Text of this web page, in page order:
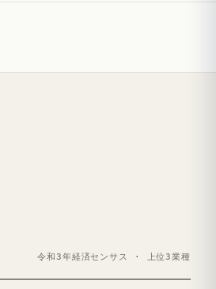
令和3年経済センサス · 上位3業種